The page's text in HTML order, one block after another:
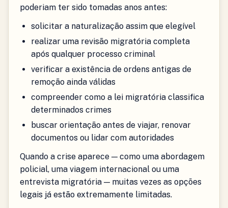
poderiam ter sido tomadas anos antes:
solicitar a naturalização assim que elegível
realizar uma revisão migratória completa
após qualquer processo criminal
verificar a existência de ordens antigas de
remoção ainda válidas
compreender como a lei migratória classifica
determinados crimes
buscar orientação antes de viajar, renovar
documentos ou lidar com autoridades
Quando a crise aparece — como uma abordagem
policial, uma viagem internacional ou uma
entrevista migratória — muitas vezes as opções
legais já estão extremamente limitadas.